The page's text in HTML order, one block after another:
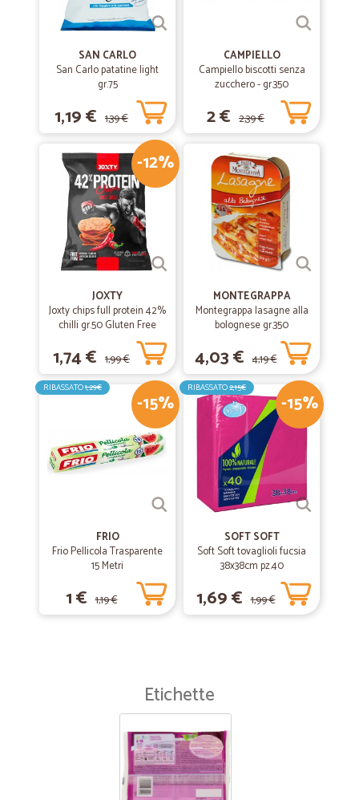
SAN CARLO
San Carlo patatine light
gr.75
1,19 € 1,39 €
CAMPIELLO
Campiello biscotti senza
zucchero - gr.350
2 € 2,39 €
-12%
JOXTY
Joxty chips full protein 42%
chilli gr.50 Gluten Free
1,74 € 1,99 €
MONTEGRAPPA
Montegrappa lasagne alla
bolognese gr.350
4,03 € 4,19 €
-15%
RIBASSATO1,29€
FRIO
Frio Pellicola Trasparente
15 Metri
1 € 1,19 €
-15%
RIBASSATO2,15€
SOFT SOFT
Soft Soft tovaglioli fucsia
38x38cm pz.40
1,69 € 1,99 €
Etichette